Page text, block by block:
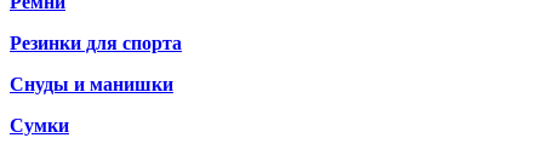
Резинки для спорта
Снуды и манишки
Сумки